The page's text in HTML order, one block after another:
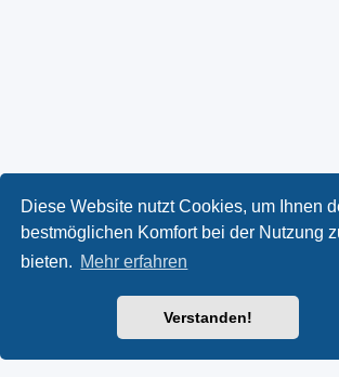
Diese Website nutzt Cookies, um Ihnen
bestmöglichen Komfort bei der Nutzung
bieten. Mehr erfahren
Verstanden!